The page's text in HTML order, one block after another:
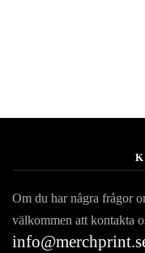
Om du har några frågor
välkommen att kontakta